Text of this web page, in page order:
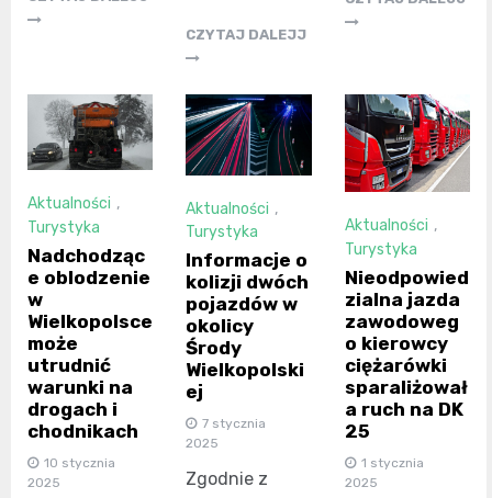
CZYTAJ DALEJJ
Aktualności ,
Turystyka
Nadchodząc
e oblodzenie
w
Wielkopolsce
może
utrudnić
warunki na
drogach i
chodnikach
10 stycznia
2025
Aktualności ,
Turystyka
Informacje o
kolizji dwóch
pojazdów w
okolicy
Środy
Wielkopolski
ej
7 stycznia
2025
Zgodnie z
Aktualności ,
Turystyka
Nieodpowied
zialna jazda
zawodoweg
o kierowcy
ciężarówki
sparaliżował
a ruch na DK
25
1 stycznia
2025